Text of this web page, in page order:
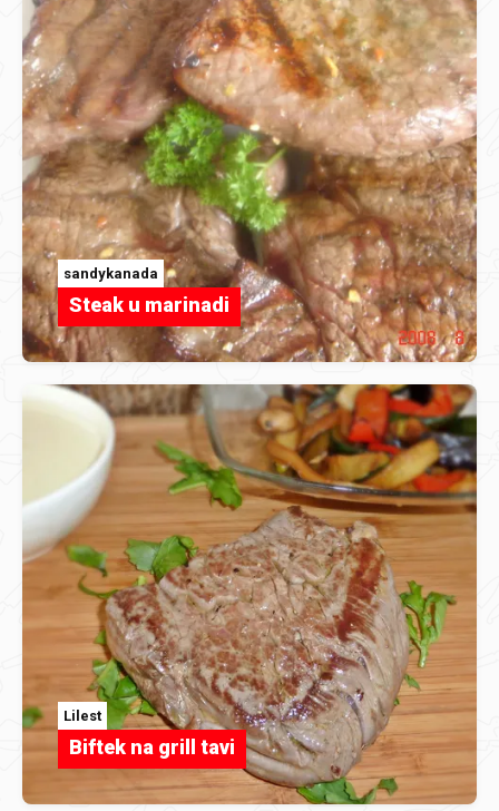
sandykanada
Steak u marinadi
Lilest
Biftek na grill tavi